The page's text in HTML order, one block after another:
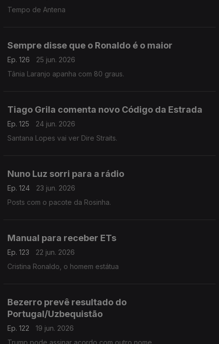
Tempo de Antena
Sempre disse que o Ronaldo é o maior
Ep. 126
25 jun. 2026
Tânia Laranjo apanha com 80 graus.
Tiago Grila comenta novo Código da Estrada
Ep. 125
24 jun. 2026
Santana Lopes vai ver Dire Straits.
Nuno Luz sorri para a rádio
Ep. 124
23 jun. 2026
Posts com o pacote da Rosinha.
Manual para receber ETs
Ep. 123
22 jun. 2026
Cristina Ronaldo, o homem estátua
Bezerro prevê resultado do
Portugal/Uzbequistão
Ep. 122
19 jun. 2026
Trump pode assinar acordo com outro nome.